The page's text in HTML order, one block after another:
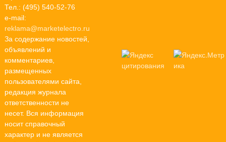
Тел.: (495) 540-52-76
e-mail:
reklama@marketelectro.ru
За содержание новостей,
объявлений и
комментариев,
размещенных
пользователями сайта,
редакция журнала
ответственности не
несет. Вся информация
носит справочный
характер и не является